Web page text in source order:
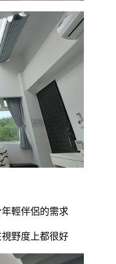
輕伴侶的需求
野度上都很好